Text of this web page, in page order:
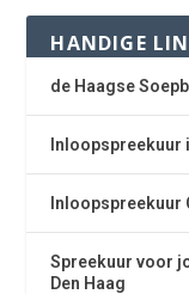
HANDIGE
de Haagse
Inloopspreekuur
Spreekuur voor
Den Haag